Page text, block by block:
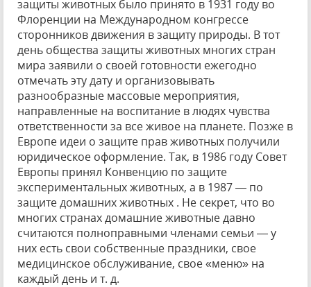
защиты животных было принято в 1931 году во
Флоренции на Международном конгрессе
сторонников движения в защиту природы. В тот
день общества защиты животных многих стран
мира заявили о своей готовности ежегодно
отмечать эту дату и организовывать
разнообразные массовые мероприятия,
направленные на воспитание в людях чувства
ответственности за все живое на планете. Позже в
Европе идеи о защите прав животных получили
юридическое оформление. Так, в 1986 году Совет
Европы принял Конвенцию по защите
экспериментальных животных, а в 1987 — по
защите домашних животных . Не секрет, что во
многих странах домашние животные давно
считаются полноправными членами семьи — у
них есть свои собственные праздники, свое
медицинское обслуживание, свое «меню» на
каждый день и т. д.